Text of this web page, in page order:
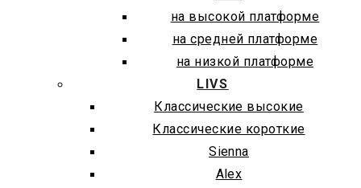
на высокой платформе
на средней платформе
на низкой платформе
LIVS
Классические высокие
Классические короткие
Sienna
Alex